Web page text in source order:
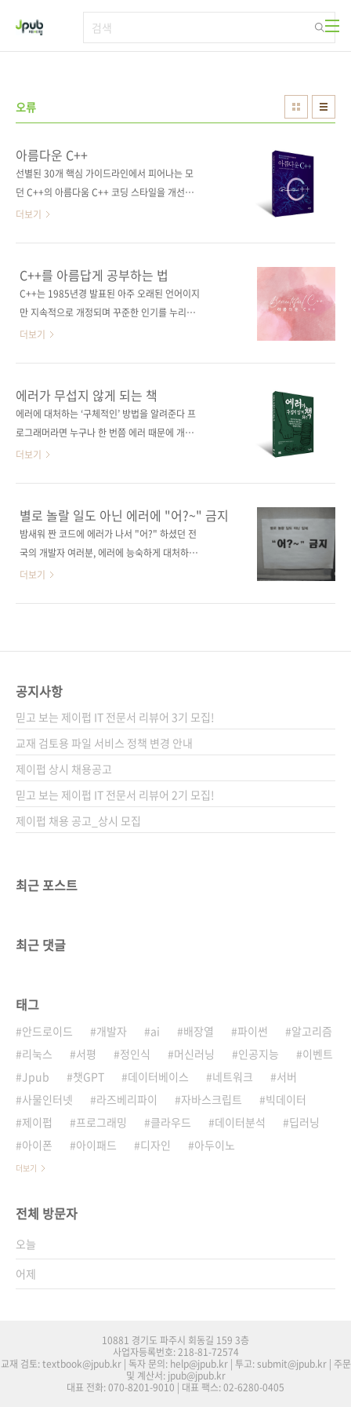
오류
아름다운 C++
선별된 30개 핵심 가이드라인에서 피어나는 모
던 C++의 아름다움 C++ 코딩 스타일을 개선하
는 데 유용한 30가지 핵심 가이드라인을 선정해
구성했고, 개념적 통찰력과 전문적인 샘플 코드
를 제공한다. 사례와 함께 맥락 속에서 새로운 언
어 기능과 오래된 언어 기능 모두를 성공적으로
으로 더 강력하고 성능이 뛰어난 프로그램을 작
성하는 방법을 보여준다. 도서구매 사이트(가나
스이십사] [인터파크] [쿠팡] 전자책 구매 사이
트(가나다순) 교보문고 / 구글북스 / 리디북스 /
알라딘 / 예스이십사 출판사 제이펍저작권사..
더보기
C++를 아름답게 공부하는 법
C++는 1985년경 발표된 아주 오래된 언어이지
만 지속적으로 개정되며 꾸준한 인기를 누리고
있습니다. 2011년 C++11 이래로는 3년마다 개
렵고 사용하기 까다롭다고들 생각합니다. 입문
하는 것도 어렵고, 예전에 나온 좋은 책(심지어
C++ 창시자 본인이 쓴 책조차)도 더는 오늘날의
다. 시간이 흘러도 변하지 않는 진리는 없겠죠.
이 때문에 'C++ 핵심 가이드라인'이라는 코딩 스
문서는 깃허브에 발표되었고, 이후 언어가 개정
됨에 따라 문서 자체도 끊임없이 변화하고 있습
니다. 다만 현재 256개에 달하는 항목들이 건..
더보기
에러가 무섭지 않게 되는 책
에러에 대처하는 ‘구체적인’ 방법을 알려준다 프
로그래머라면 누구나 한 번쯤 에러 때문에 개발
이 막힌 적이 있을 것이다. ‘에러가 나서 코드가
느낀 적도 있을 것이다. 경험 많은 프로그래머라
도 프로그램의 에러나 결함을 완벽하게 예방하
기는 어렵다. 따라서 ‘에러나 결함의 원인을 빠르
다.이 책은 ‘코드가 작동하지 않는’ 상황에서 대
처하는 방법과 에러나 결함을 잘 다루는 방법을
천..
더보기
별로 놀랄 일도 아닌 에러에 "어?~" 금지
밤새워 짠 코드에 에러가 나서 "어?" 하셨던 전
국의 개발자 여러분, 에러에 능숙하게 대처하는
방법을 알려주는 책이 나왔습니다. 누구나 에러
오를 겪었다는 것을... 개발을 하다 보면 에러를
를 배워본 사람은 많지 않을 겁니다. 저연차 때
에러를 해결하는 능력을 갖춘다면, 개발 인생이
얼마나 편해질까요? 이 책은 에러의 원인을 빠르
게 찾는 기술을 쉽게 설명합니다. 특히, 주니어
개발자를 대상으로 에러를 두려워하지 않는 마
음가짐부..
더보기
공지사항
믿고 보는 제이펍 IT 전문서 리뷰어 3기 모집!
교재 검토용 파일 서비스 정책 변경 안내
제이펍 상시 채용공고
믿고 보는 제이펍 IT 전문서 리뷰어 2기 모집!
제이펍 채용 공고_상시 모집
최근 포스트
최근 댓글
태그
안드로이드 개발자 ai 배장열 파이썬
알고리즘
리눅스
서평 정인식 머신러닝 인공지능
이벤트
Jpub
챗GPT 데이터베이스 네트워크
서버
사물인터넷
라즈베리파이 자바스크립트
빅데이터
제이펍
프로그래밍 클라우드 데이터분석
딥러닝
아이폰
아이패드 디자인 아두이노
더보기
전체 방문자
오늘
어제
10881 경기도 파주시 회동길 159 3층
사업자등록번호: 218-81-72574
교재 검토: textbook@jpub.kr | 독자 문의: help@jpub.kr | 투고: submit@jpub.kr | 주문
및 계산서: jpub@jpub.kr
대표 전화: 070-8201-9010 | 대표 팩스: 02-6280-0405